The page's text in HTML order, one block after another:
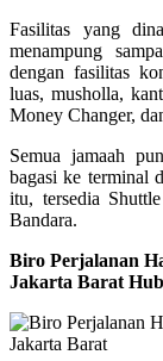
Fasilitas yang
menampung
dengan fasilitas
luas, musholla,
Money Changer,
Semua jamaah
bagasi ke terminal
itu, tersedia
Bandara.
Biro Perjalanan
Jakarta Barat